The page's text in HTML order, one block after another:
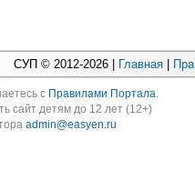
СУП © 2012-2026 | Главная
с Правилами Портала.
сайт детям до 12 лет (12+)
admin@easyen.ru